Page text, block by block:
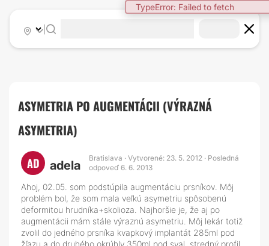
|
ASYMETRIA PO AUGMENTÁCII (VÝRAZNÁ
ASYMETRIA)
AD adela
Bratislava · Vytvorené: 23. 5. 2012 · Posledná
odpoveď 6. 6. 2013
Ahoj, 02.05. som podstúpila augmentáciu prsníkov. Môj
problém bol, že som mala veľkú asymetriu spôsobenú
deformitou hrudníka+skolioza. Najhoršie je, že aj po
augmentácii mám stále výraznú asymetriu. Môj lekár totiž
zvolil do jedného prsníka kvapkový implantát 285ml pod
žľazu a do druhého okrúhly 350ml pod sval, stredný profil.